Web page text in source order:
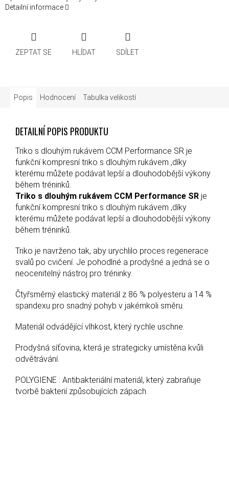
Detailní informace
ZEPTAT SE HLÍDAT SDÍLET
Popis Hodnocení Tabulka velikostí
DETAILNÍ POPIS PRODUKTU
Triko s dlouhým rukávem CCM Performance SR je
funkční kompresní triko s dlouhým rukávem ,díky
kterému můžete podávat lepší a dlouhodobější výkony
během tréninků.
Triko s dlouhým rukávem CCM Performance SR je
funkční kompresní triko s dlouhým rukávem ,díky
kterému můžete podávat lepší a dlouhodobější výkony
během tréninků.
Triko je navrženo tak, aby urychlilo proces regenerace
svalů po cvičení. Je pohodlné a prodyšné a jedná se o
neocenitelný nástroj pro tréninky.
Čtyřsměrný elastický materiál z 86 % polyesteru a 14 %
spandexu pro snadný pohyb v jakémkoli směru.
Materiál odvádějící vlhkost, který rychle uschne.
Prodyšná síťovina, která je strategicky umístěna kvůli
odvětrávání.
POLYGIENE : Antibakteriální materiál, který zabraňuje
tvorbě bakterií způsobujících zápach.